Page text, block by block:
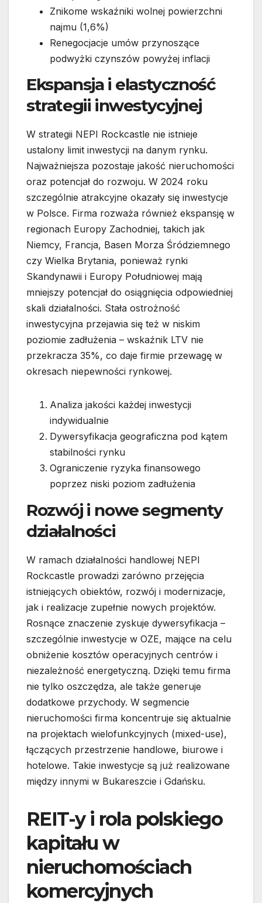
Znikome wskaźniki wolnej powierzchni
najmu (1,6%)
Renegocjacje umów przynoszące
podwyżki czynszów powyżej inflacji
Ekspansja i elastyczność
strategii inwestycyjnej
W strategii NEPI Rockcastle nie istnieje
ustalony limit inwestycji na danym rynku.
Najważniejsza pozostaje jakość nieruchomości
oraz potencjał do rozwoju. W 2024 roku
szczególnie atrakcyjne okazały się inwestycje
w Polsce. Firma rozważa również ekspansję w
regionach Europy Zachodniej, takich jak
Niemcy, Francja, Basen Morza Śródziemnego
czy Wielka Brytania, ponieważ rynki
Skandynawii i Europy Południowej mają
mniejszy potencjał do osiągnięcia odpowiedniej
skali działalności. Stała ostrożność
inwestycyjna przejawia się też w niskim
poziomie zadłużenia – wskaźnik LTV nie
przekracza 35%, co daje firmie przewagę w
okresach niepewności rynkowej.
Analiza jakości każdej inwestycji
indywidualnie
Dywersyfikacja geograficzna pod kątem
stabilności rynku
Ograniczenie ryzyka finansowego
poprzez niski poziom zadłużenia
Rozwój i nowe segmenty
działalności
W ramach działalności handlowej NEPI
Rockcastle prowadzi zarówno przejęcia
istniejących obiektów, rozwój i modernizacje,
jak i realizacje zupełnie nowych projektów.
Rosnące znaczenie zyskuje dywersyfikacja –
szczególnie inwestycje w OZE, mające na celu
obniżenie kosztów operacyjnych centrów i
niezależność energetyczną. Dzięki temu firma
nie tylko oszczędza, ale także generuje
dodatkowe przychody. W segmencie
nieruchomości firma koncentruje się aktualnie
na projektach wielofunkcyjnych (mixed-use),
łączących przestrzenie handlowe, biurowe i
hotelowe. Takie inwestycje są już realizowane
między innymi w Bukareszcie i Gdańsku.
REIT-y i rola polskiego
kapitału w
nieruchomościach
komercyjnych